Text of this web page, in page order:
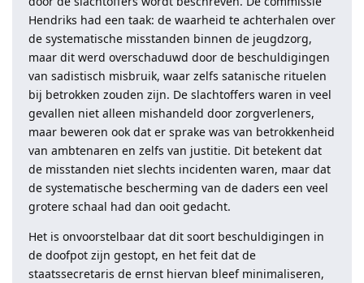
Hendriks had een taak: de waarheid te achterhalen over
de systematische misstanden binnen de jeugdzorg,
maar dit werd overschaduwd door de beschuldigingen
van sadistisch misbruik, waar zelfs satanische rituelen
bij betrokken zouden zijn. De slachtoffers waren in veel
gevallen niet alleen mishandeld door zorgverleners,
maar beweren ook dat er sprake was van betrokkenheid
van ambtenaren en zelfs van justitie. Dit betekent dat
de misstanden niet slechts incidenten waren, maar dat
de systematische bescherming van de daders een veel
grotere schaal had dan ooit gedacht.
Het is onvoorstelbaar dat dit soort beschuldigingen in
de doofpot zijn gestopt, en het feit dat de
staatssecretaris de ernst hiervan bleef minimaliseren,